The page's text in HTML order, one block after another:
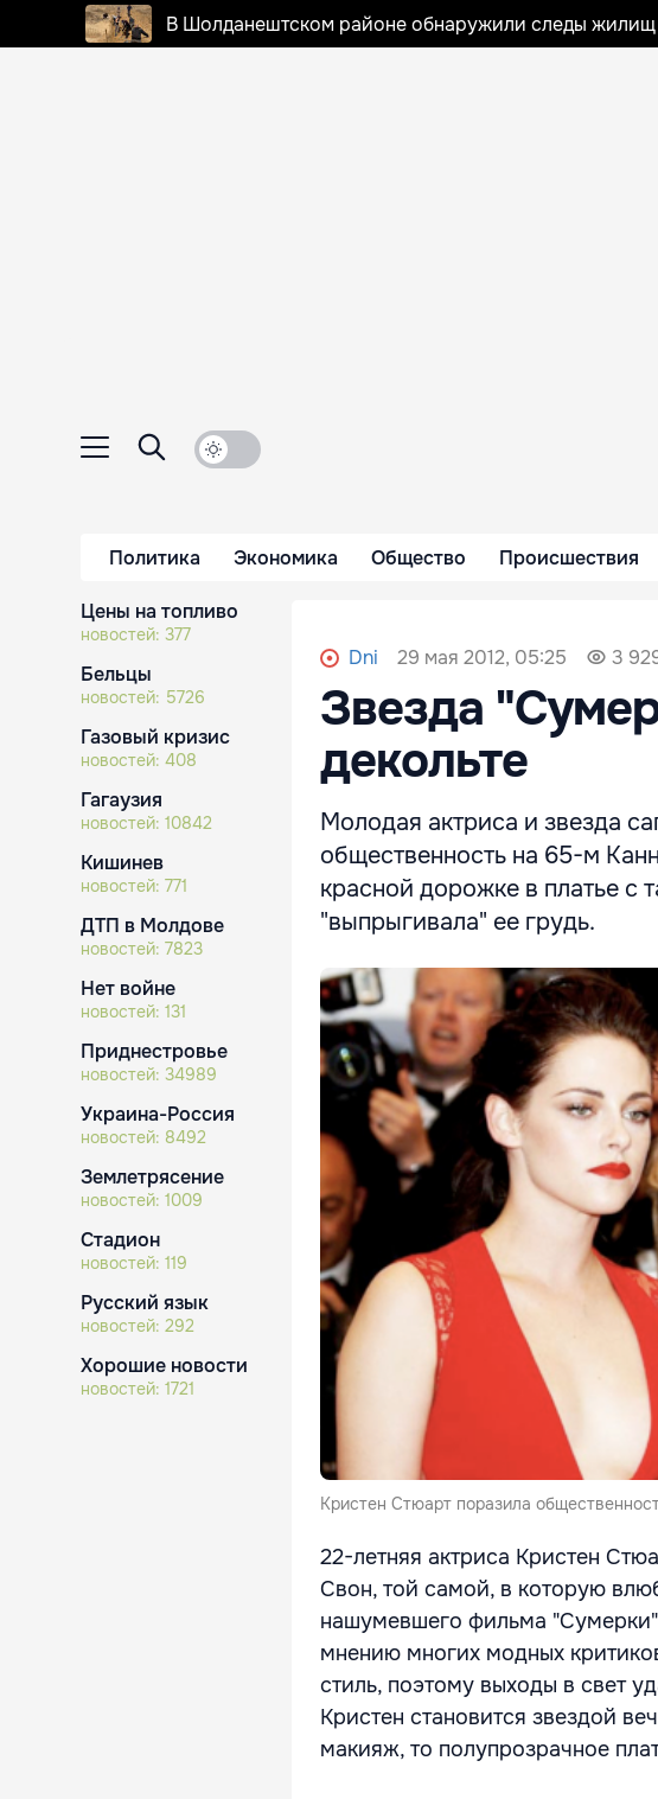
В Шолданештском районе обнаружили следы жилищ
Политика Экономика Общество Происшествия
Цены на топливо
новостей: 377
Бельцы
новостей: 5726
Газовый кризис
новостей: 408
Гагаузия
новостей: 10842
Кишинев
новостей: 771
ДТП в Молдове
новостей: 7823
Нет войне
новостей: 131
Приднестровье
новостей: 34989
Украина-Россия
новостей: 8492
Землетрясение
новостей: 1009
Стадион
новостей: 119
Русский язык
новостей: 292
Хорошие новости
новостей: 1721
Dni 29 мая 2012, 05:25 3
Звезда
декольте
Молодая актриса и звезда
общественность на 65-м
красной дорожке в платье с
"выпрыгивала" ее грудь.
Кристен Стюарт поразила
22-летняя актриса Кристен
Свон, той самой, в которую
нашумевшего фильма
мнению многих модных
стиль, поэтому выходы в свет
Кристен становится звездой
макияж, то полупрозрачное